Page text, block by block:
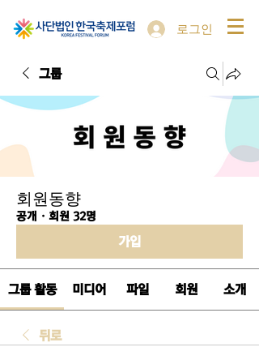
로그인
그룹
회원동향
공개 · 회원 32명
가입
그룹 활동 미디어 파일 회원 소개
뒤로